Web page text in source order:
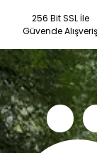
256 Bit SSL İle
Güvende Alışveriş